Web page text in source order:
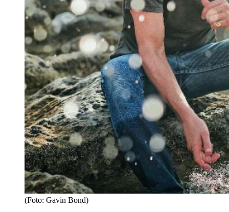
(Foto: Gavin Bond)